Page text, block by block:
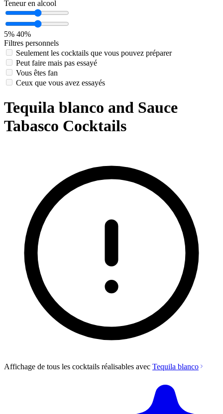
Teneur en alcool
5% 40%
Filtres personnels
Seulement les cocktails que vous pouvez préparer
Peut faire mais pas essayé
Vous êtes fan
Ceux que vous avez essayés
Tequila blanco and Sauce
Tabasco Cocktails
Affichage de tous les cocktails réalisables avec Tequila blanco